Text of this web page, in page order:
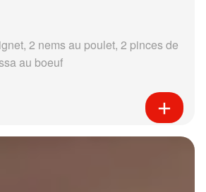
2 nems au poulet, 2 pinces de
au boeuf